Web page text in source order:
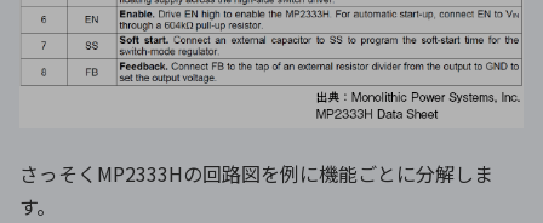
さっそくMP2333Hの回路図を例に機能ごとに分解しま
す。